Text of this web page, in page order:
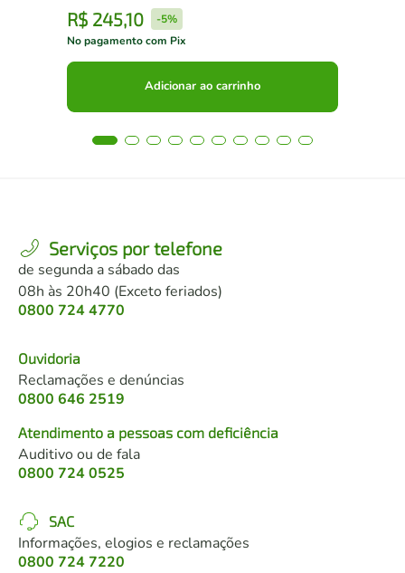
R$ 245,10 -5%
No pagamento com Pix
Adicionar ao carrinho
Serviços por telefone
de segunda a sábado das
08h às 20h40 (Exceto feriados)
0800 724 4770
Ouvidoria
Reclamações e denúncias
0800 646 2519
Atendimento a pessoas com deficiência
Auditivo ou de fala
0800 724 0525
SAC
Informações, elogios e reclamações
0800 724 7220